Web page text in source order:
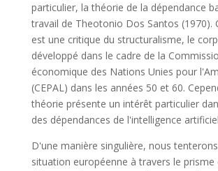
particulier, la théorie de la dépendance
travail de Theotonio Dos Santos (1970).
est une critique du structuralisme, le
développé dans le cadre de la
économique des Nations Unies pour
(CEPAL) dans les années 50 et 60.
théorie présente un intérêt particulier
des dépendances de l'intelligence
D'une manière singulière, nous
situation européenne à travers le prisme